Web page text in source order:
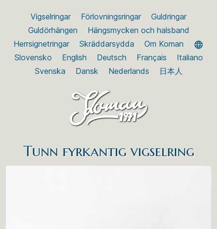
Vigselringar Förlovningsringar
Guldringar
Guldörhängen
Hängsmycken och halsband
Herrsignetringar
Skräddarsydda
Om Koman
Slovensko
English Deutsch Français
Italiano
Svenska
Dansk Nederlands 日本人
Tunn fyrkantig vigselring